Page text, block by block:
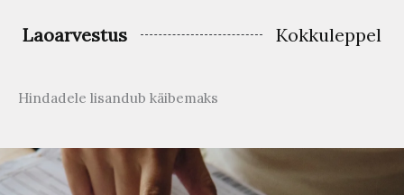
Laoarvestus Kokkuleppel
Hindadele lisandub käibemaks